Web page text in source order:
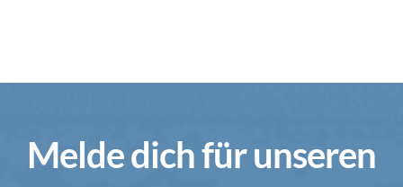
Melde dich für unseren